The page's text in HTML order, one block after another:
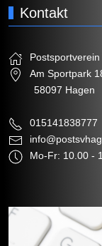
Kontakt
Am Sportpark
58097 Hagen
015141838777
Mo-Fr: 10.00 -